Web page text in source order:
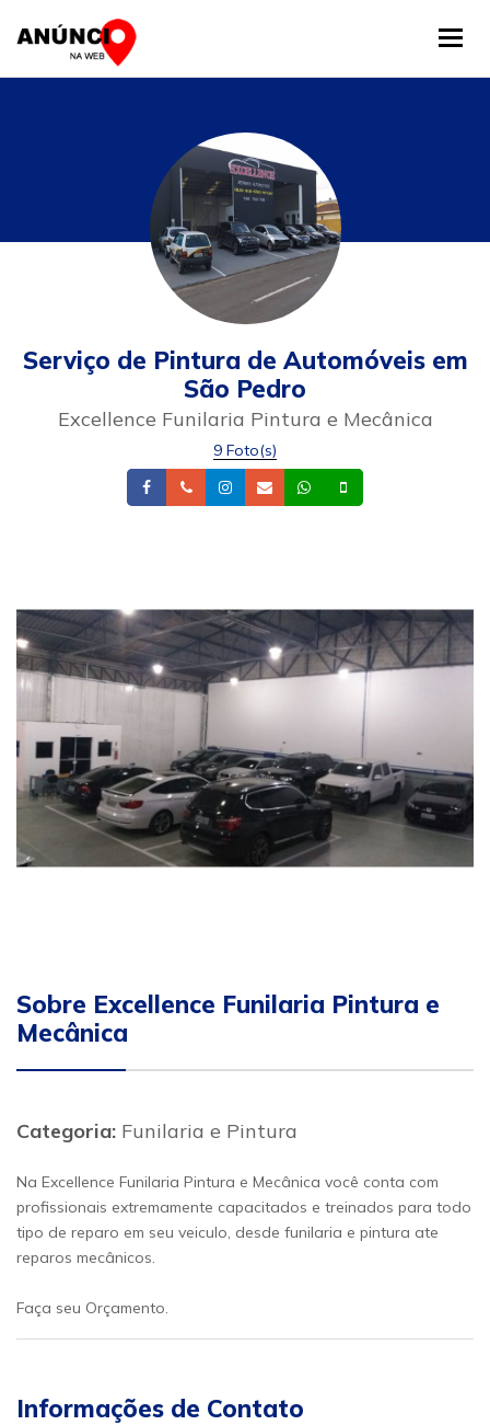
Serviço de Pintura de Automóveis em
São Pedro
Excellence Funilaria Pintura e Mecânica
9 Foto(s)
FacebookTelefoneInstagram
Email Whatsapp
Sobre Excellence Funilaria Pintura e
Mecânica
Categoria: Funilaria e Pintura
Na Excellence Funilaria Pintura e Mecânica você conta com
profissionais extremamente capacitados e treinados para todo
tipo de reparo em seu veiculo, desde funilaria e pintura ate
reparos mecânicos.
Faça seu Orçamento.
Informações de Contato